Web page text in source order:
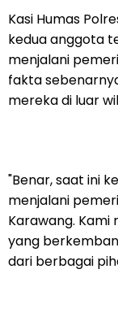
Kasi Humas
kedua anggota
menjalani
fakta
mereka di luar
"Benar, saat ini
menjalani
Karawang. Kami
yang
dari berbagai